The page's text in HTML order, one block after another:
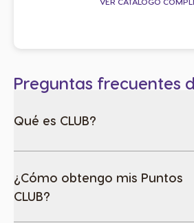
Preguntas frecuentes
Qué es CLUB?
¿Cómo obtengo mis Puntos
CLUB?